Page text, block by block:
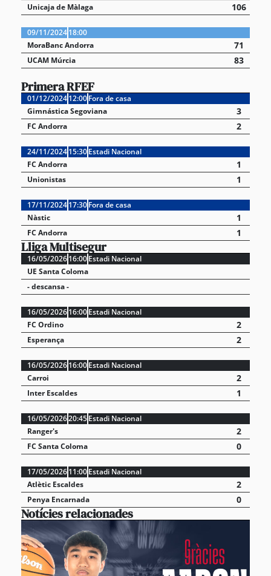
Unicaja de Màlaga 106
09/11/202418:00
MoraBanc Andorra
71
UCAM Múrcia 83
Primera RFEF
01/12/202412:00Fora de casa
Gimnástica Segoviana
3
FC Andorra 2
24/11/202415:30Estadi Nacional
FC Andorra
1
Unionistas 1
17/11/202417:30Fora de casa
Nàstic
1
FC Andorra 1
Lliga Multisegur
16/05/202616:00Estadi Nacional
UE Santa Coloma
- descansa -
16/05/202616:00Estadi Nacional
FC Ordino
2
Esperança 2
16/05/202616:00Estadi Nacional
Carroi
2
Inter Escaldes 1
16/05/202620:45Estadi Nacional
Ranger's
2
FC Santa Coloma 0
17/05/202611:00Estadi Nacional
Atlètic Escaldes
2
Penya Encarnada 0
Notícies relacionades